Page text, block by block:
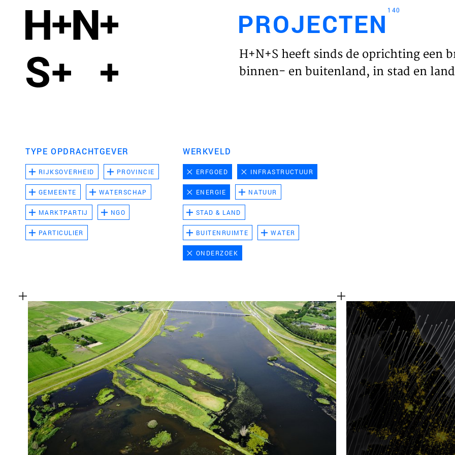
HOME
PROJECTEN 140
H+N+S heeft sinds de oprichting een
binnen- en buitenland, in stad en
TYPE OPDRACHTGEVER
RIJKSOVERHEID PROVINCIE
GEMEENTE WATERSCHAP
MARKTPARTIJ NGO
PARTICULIER
WERKVELD
ERFGOED INFRASTRUCTUUR
ENERGIE NATUUR
STAD & LAND
BUITENRUIMTE WATER
ONDERZOEK